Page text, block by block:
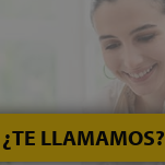
¿TE LLAMAMOS?